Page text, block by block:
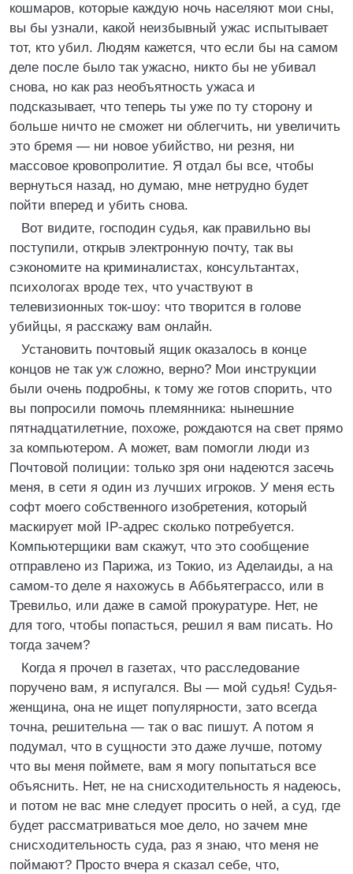
кошмаров, которые каждую ночь населяют мои сны,
вы бы узнали, какой неизбывный ужас испытывает
тот, кто убил. Людям кажется, что если бы на самом
деле после было так ужасно, никто бы не убивал
снова, но как раз необъятность ужаса и
подсказывает, что теперь ты уже по ту сторону и
больше ничто не сможет ни облегчить, ни увеличить
это бремя — ни новое убийство, ни резня, ни
массовое кровопролитие. Я отдал бы все, чтобы
вернуться назад, но думаю, мне нетрудно будет
пойти вперед и убить снова.
Вот видите, господин судья, как правильно вы
поступили, открыв электронную почту, так вы
сэкономите на криминалистах, консультантах,
психологах вроде тех, что участвуют в
телевизионных ток-шоу: что творится в голове
убийцы, я расскажу вам онлайн.
Установить почтовый ящик оказалось в конце
концов не так уж сложно, верно? Мои инструкции
были очень подробны, к тому же готов спорить, что
вы попросили помочь племянника: нынешние
пятнадцатилетние, похоже, рождаются на свет прямо
за компьютером. А может, вам помогли люди из
Почтовой полиции: только зря они надеются засечь
меня, в сети я один из лучших игроков. У меня есть
софт моего собственного изобретения, который
маскирует мой IP-адрес сколько потребуется.
Компьютерщики вам скажут, что это сообщение
отправлено из Парижа, из Токио, из Аделаиды, а на
самом-то деле я нахожусь в Аббьятеграссо, или в
Тревильо, или даже в самой прокуратуре. Нет, не
для того, чтобы попасться, решил я вам писать. Но
тогда зачем?
Когда я прочел в газетах, что расследование
поручено вам, я испугался. Вы — мой судья! Судья-
женщина, она не ищет популярности, зато всегда
точна, решительна — так о вас пишут. А потом я
подумал, что в сущности это даже лучше, потому
что вы меня поймете, вам я могу попытаться все
объяснить. Нет, не на снисходительность я надеюсь,
и потом не вас мне следует просить о ней, а суд, где
будет рассматриваться мое дело, но зачем мне
снисходительность суда, раз я знаю, что меня не
поймают? Просто вчера я сказал себе, что,